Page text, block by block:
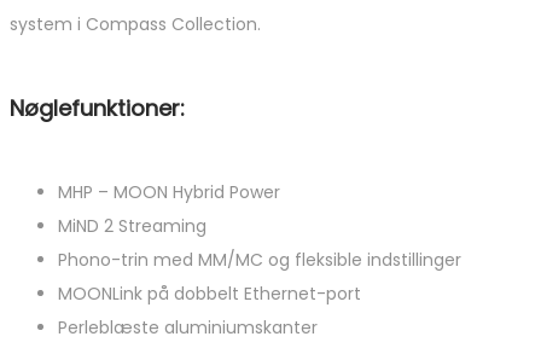
system i Compass Collection.
Nøglefunktioner:
MHP – MOON Hybrid Power
MiND 2 Streaming
Phono-trin med MM/MC og fleksible indstillinger
MOONLink på dobbelt Ethernet-port
Perleblæste aluminiumskanter